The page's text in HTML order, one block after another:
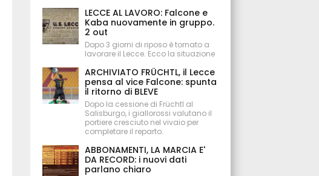
LECCE AL LAVORO: Falcone e
Kaba nuovamente in gruppo.
2 out
Dopo 3 giorni di riposo è tornato a
lavorare il Lecce. Ecco la situazione
ARCHIVIATO FRÜCHTL, il Lecce
pensa al vice Falcone: spunta
il ritorno di BLEVE
Dopo la cessione di Früchtl al
Salisburgo, i giallorossi valutano il
portiere cresciuto nel vivaio per
completare il reparto.
ABBONAMENTI, LA MARCIA E'
DA RECORD: i nuovi dati
parlano chiaro